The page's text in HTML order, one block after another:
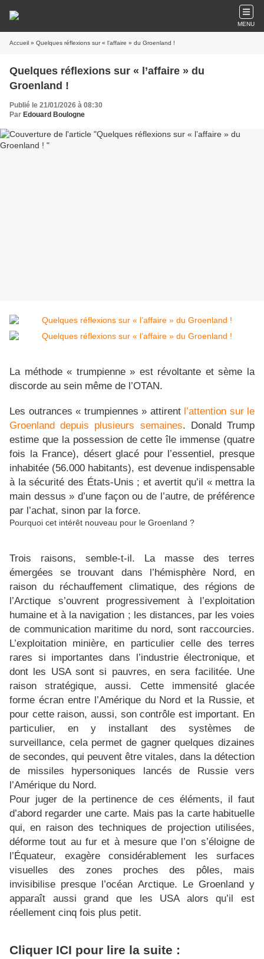
MENU
Accueil » Quelques réflexions sur « l’affaire » du Groenland !
Quelques réflexions sur « l’affaire » du
Groenland !
Publié le 21/01/2026 à 08:30
Par Edouard Boulogne
La méthode « trumpienne » est révoltante et sème la
discorde au sein même de l’OTAN.
Les outrances « trumpiennes » attirent l’attention sur le
Groenland depuis plusieurs semaines. Donald Trump
estime que la possession de cette île immense (quatre
fois la France), désert glacé pour l’essentiel, presque
inhabitée (56.000 habitants), est devenue indispensable
à la sécurité des États-Unis ; et avertit qu’il « mettra la
main dessus » d’une façon ou de l’autre, de préférence
par l’achat, sinon par la force.
Pourquoi cet intérêt nouveau pour le Groenland ?
Trois raisons, semble-t-il. La masse des terres
émergées se trouvant dans l’hémisphère Nord, en
raison du réchauffement climatique, des régions de
l’Arctique s’ouvrent progressivement à l’exploitation
humaine et à la navigation ; les distances, par les voies
de communication maritime du nord, sont raccourcies.
L’exploitation minière, en particulier celle des terres
rares si importantes dans l’industrie électronique, et
dont les USA sont si pauvres, en sera facilitée. Une
raison stratégique, aussi. Cette immensité glacée
forme écran entre l’Amérique du Nord et la Russie, et
pour cette raison, aussi, son contrôle est important. En
particulier, en y installant des systèmes de
surveillance, cela permet de gagner quelques dizaines
de secondes, qui peuvent être vitales, dans la détection
de missiles hypersoniques lancés de Russie vers
l’Amérique du Nord.
Pour juger de la pertinence de ces éléments, il faut
d’abord regarder une carte. Mais pas la carte habituelle
qui, en raison des techniques de projection utilisées,
déforme tout au fur et à mesure que l’on s’éloigne de
l’Équateur, exagère considérablement les surfaces
visuelles des zones proches des pôles, mais
invisibilise presque l’océan Arctique. Le Groenland y
apparaît aussi grand que les USA alors qu’il est
réellement cinq fois plus petit.
Cliquer ICI pour lire la suite :